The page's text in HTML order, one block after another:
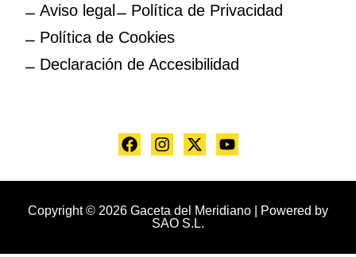
Aviso legal
Política de Privacidad
Política de Cookies
Declaración de Accesibilidad
Copyright © 2026 Gaceta del Meridiano | Powered by
SAO S.L.